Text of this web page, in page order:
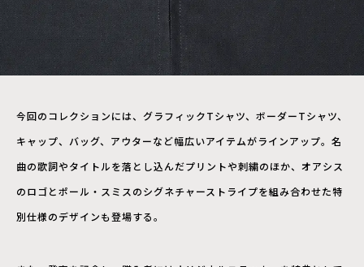
今回のコレクションには、グラフィックTシャツ、ボーダーTシャツ、
キャップ、バッグ、アウターなど幅広いアイテムがラインアップ。名
曲の歌詞やタイトルを落とし込んだプリントや刺繍のほか、オアシス
のロゴとポール・スミスのシグネチャーストライプを組み合わせた特
別仕様のデザインも登場する。